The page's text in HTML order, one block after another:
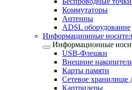
Коммутаторы
Антенны
ADSL оборудование
Информационные
Информационные
USB-Флешки
Внешние
Карты памяти
Сетевое хранилище
Картридеры